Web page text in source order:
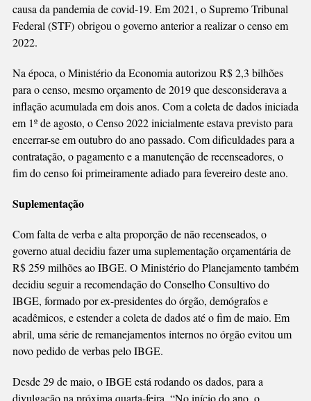
causa da pandemia de covid-19. Em 2021, o Supremo Tribunal
Federal (STF) obrigou o governo anterior a realizar o censo em
2022.
Na época, o Ministério da Economia autorizou R$ 2,3 bilhões
para o censo, mesmo orçamento de 2019 que desconsiderava a
inflação acumulada em dois anos. Com a coleta de dados iniciada
em 1º de agosto, o Censo 2022 inicialmente estava previsto para
encerrar-se em outubro do ano passado. Com dificuldades para a
contratação, o pagamento e a manutenção de recenseadores, o
fim do censo foi primeiramente adiado para fevereiro deste ano.
Suplementação
Com falta de verba e alta proporção de não recenseados, o
governo atual decidiu fazer uma suplementação orçamentária de
R$ 259 milhões ao IBGE. O Ministério do Planejamento também
decidiu seguir a recomendação do Conselho Consultivo do
IBGE, formado por ex-presidentes do órgão, demógrafos e
acadêmicos, e estender a coleta de dados até o fim de maio. Em
abril, uma série de remanejamentos internos no órgão evitou um
novo pedido de verbas pelo IBGE.
Desde 29 de maio, o IBGE está rodando os dados, para a
divulgação na próxima quarta-feira. “No início do ano, o